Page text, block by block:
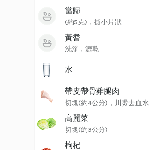
當歸
(約5克)，撕小片狀
黃耆
洗淨，瀝乾
水
帶皮帶骨雞腿肉
切塊(約4公分)，川燙去血水
高麗菜
切塊(約3公分)
枸杞